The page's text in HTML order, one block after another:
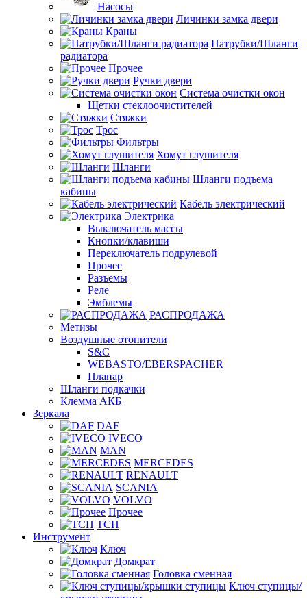
Насосы
Личинки замка двери
Краны
Патрубки/Шланги
радиатора
Прочее
Ручки двери
Система очистки окон
Щетки стеклоочистителей
Стяжки
Трос
Фильтры
Хомут глушителя
Шланги
Шланги подъема
кабины
Кабель электрический
Электрика
Выключатель массы
Кнопки/клавиши
Переключатель подрулевой
Прочее
Разъемы
Реле
Эмблемы
РАСПРОДАЖА
Метизы
Воздушные отопители
S&C
WEBASTO/EBERSPACHER
Планар
Шланги подкачки
Клемма АКБ
Зеркала
DAF
IVECO
MAN
MERCEDES
RENAULT
SCANIA
VOLVO
Прочее
ТСП
Инструмент
Ключ
Домкрат
Головка сменная
Ключ ступицы/